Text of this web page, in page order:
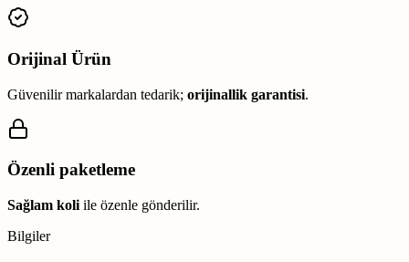
Orijinal Ürün
Güvenilir markalardan tedarik; orijinallik garantisi.
Özenli paketleme
Sağlam koli ile özenle gönderilir.
Bilgiler